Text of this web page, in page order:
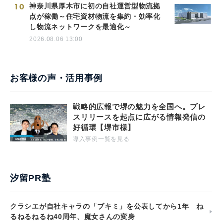
10
神奈川県厚木市に初の自社運営型物流拠
点が稼働～住宅資材物流を集約・効率化
し物流ネットワークを最適化～
2026.08.06 13:00
お客様の声・活用事例
戦略的広報で堺の魅力を全国へ。プレ
スリリースを起点に広がる情報発信の
好循環【堺市様】
導入事例一覧を見る
汐留PR塾
クラシエが自社キャラの「ブキミ」を公表してから1年 ね
るねるねるね40周年、魔女さんの変身